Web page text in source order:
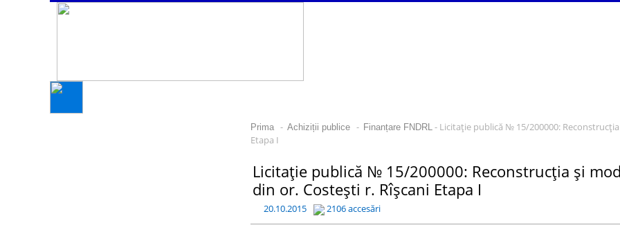
Prima - Achiziții publice - Finanțare FNDRL - Licitaţie publică № 15/200000:
Etapa I
Licitaţie publică № 15/200000: Reconstrucția și
din or. Costești r. Rîșcani Etapa I
20.10.2015 2106 accesări